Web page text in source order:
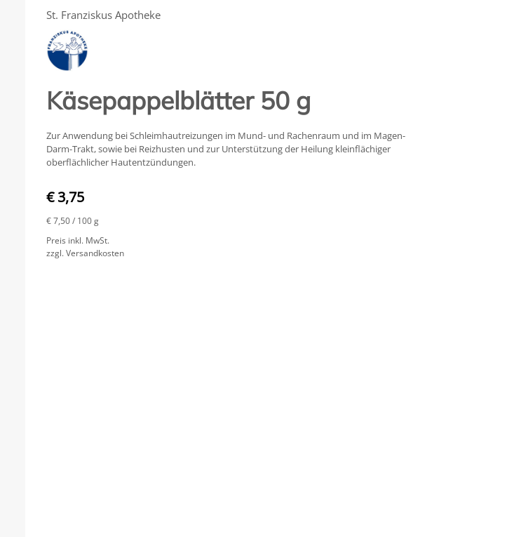
St. Franziskus Apotheke
Käsepappelblätter 50 g
Zur Anwendung bei Schleimhautreizungen im Mund- und Rachenraum und im Magen-
Darm-Trakt, sowie bei Reizhusten und zur Unterstützung der Heilung kleinflächiger
oberflächlicher Hautentzündungen.
€ 3,75
€ 7,50/ 100 g
Preis inkl. MwSt.
zzgl. Versandkosten